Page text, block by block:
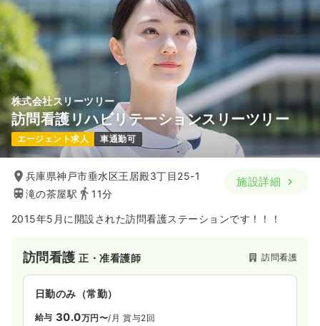
株式会社スリーツリー
訪問看護リハビリテーションスリーツリー
エージェント求人 車通勤可
兵庫県神戸市垂水区王居殿3丁目25-1
滝の茶屋駅
11分
施設詳細
2015年5月に開設された訪問看護ステーションです！！！
訪問看護正・准看護師 訪問看護
日勤のみ（常勤）
給与 30.0万円〜/月 賞与2回